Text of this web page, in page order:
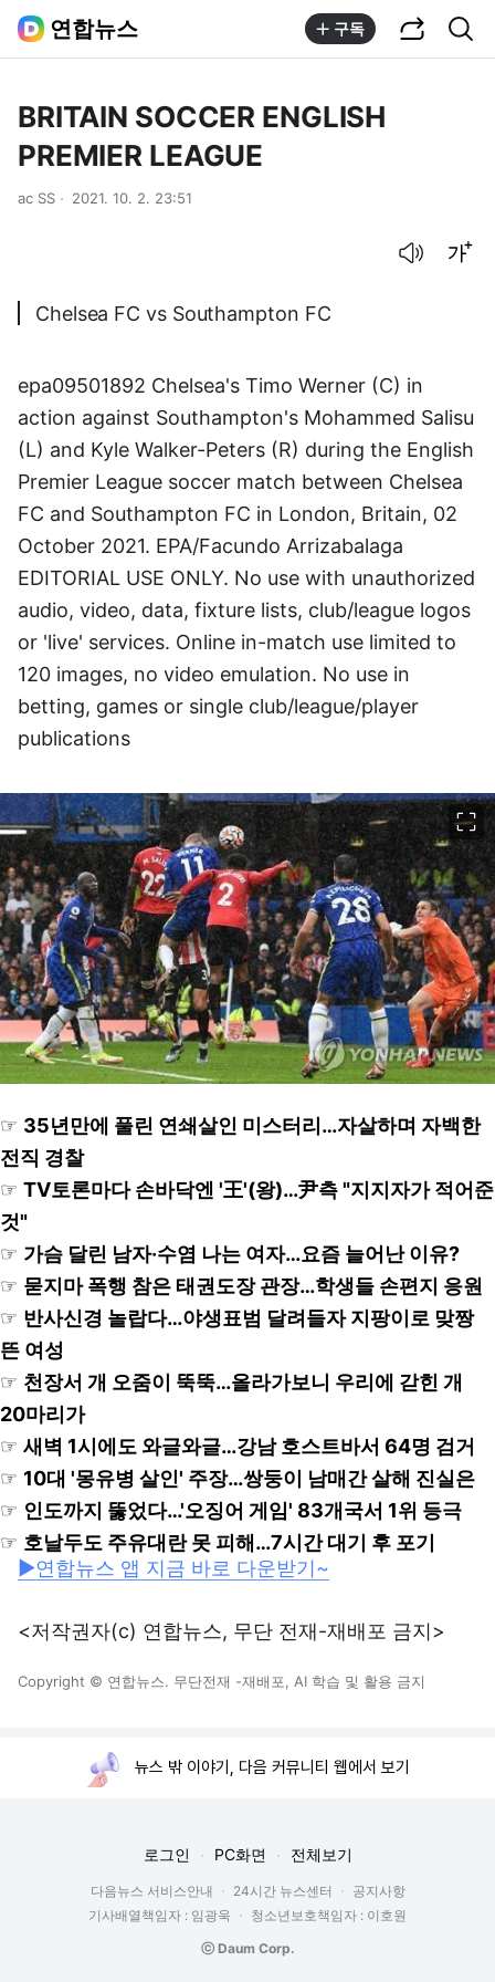
연합뉴스 구독
BRITAIN SOCCER ENGLISH
PREMIER LEAGUE
ac SS 2021. 10. 2. 23:51
Chelsea FC vs Southampton FC
epa09501892 Chelsea's Timo Werner (C) in
action against Southampton's Mohammed Salisu
(L) and Kyle Walker-Peters (R) during the English
Premier League soccer match between Chelsea
FC and Southampton FC in London, Britain, 02
October 2021. EPA/Facundo Arrizabalaga
EDITORIAL USE ONLY. No use with unauthorized
audio, video, data, fixture lists, club/league logos
or 'live' services. Online in-match use limited to
120 images, no video emulation. No use in
betting, games or single club/league/player
publications
☞ 35년만에 풀린 연쇄살인 미스터리…자살하며 자백한
전직 경찰
☞ TV토론마다 손바닥엔 '王'(왕)…尹측 "지지자가 적어준
것"
☞ 가슴 달린 남자·수염 나는 여자…요즘 늘어난 이유?
☞ 묻지마 폭행 참은 태권도장 관장…학생들 손편지 응원
☞ 반사신경 놀랍다…야생표범 달려들자 지팡이로 맞짱
뜬 여성
☞ 천장서 개 오줌이 뚝뚝…올라가보니 우리에 갇힌 개
20마리가
☞ 새벽 1시에도 와글와글…강남 호스트바서 64명 검거
☞ 10대 '몽유병 살인' 주장…쌍둥이 남매간 살해 진실은
☞ 인도까지 뚫었다…'오징어 게임' 83개국서 1위 등극
☞ 호날두도 주유대란 못 피해…7시간 대기 후 포기
▶연합뉴스 앱 지금 바로 다운받기~
<저작권자(c) 연합뉴스, 무단 전재-재배포 금지>
Copyright © 연합뉴스. 무단전재 -재배포, AI 학습 및 활용 금지
뉴스 밖 이야기, 다음 커뮤니티 웹에서 보기
로그인 PC화면 전체보기
다음뉴스 서비스안내 24시간 뉴스센터
공지사항
기사배열책임자 : 임광욱
청소년보호책임자 : 이호원
ⓒ Daum Corp.